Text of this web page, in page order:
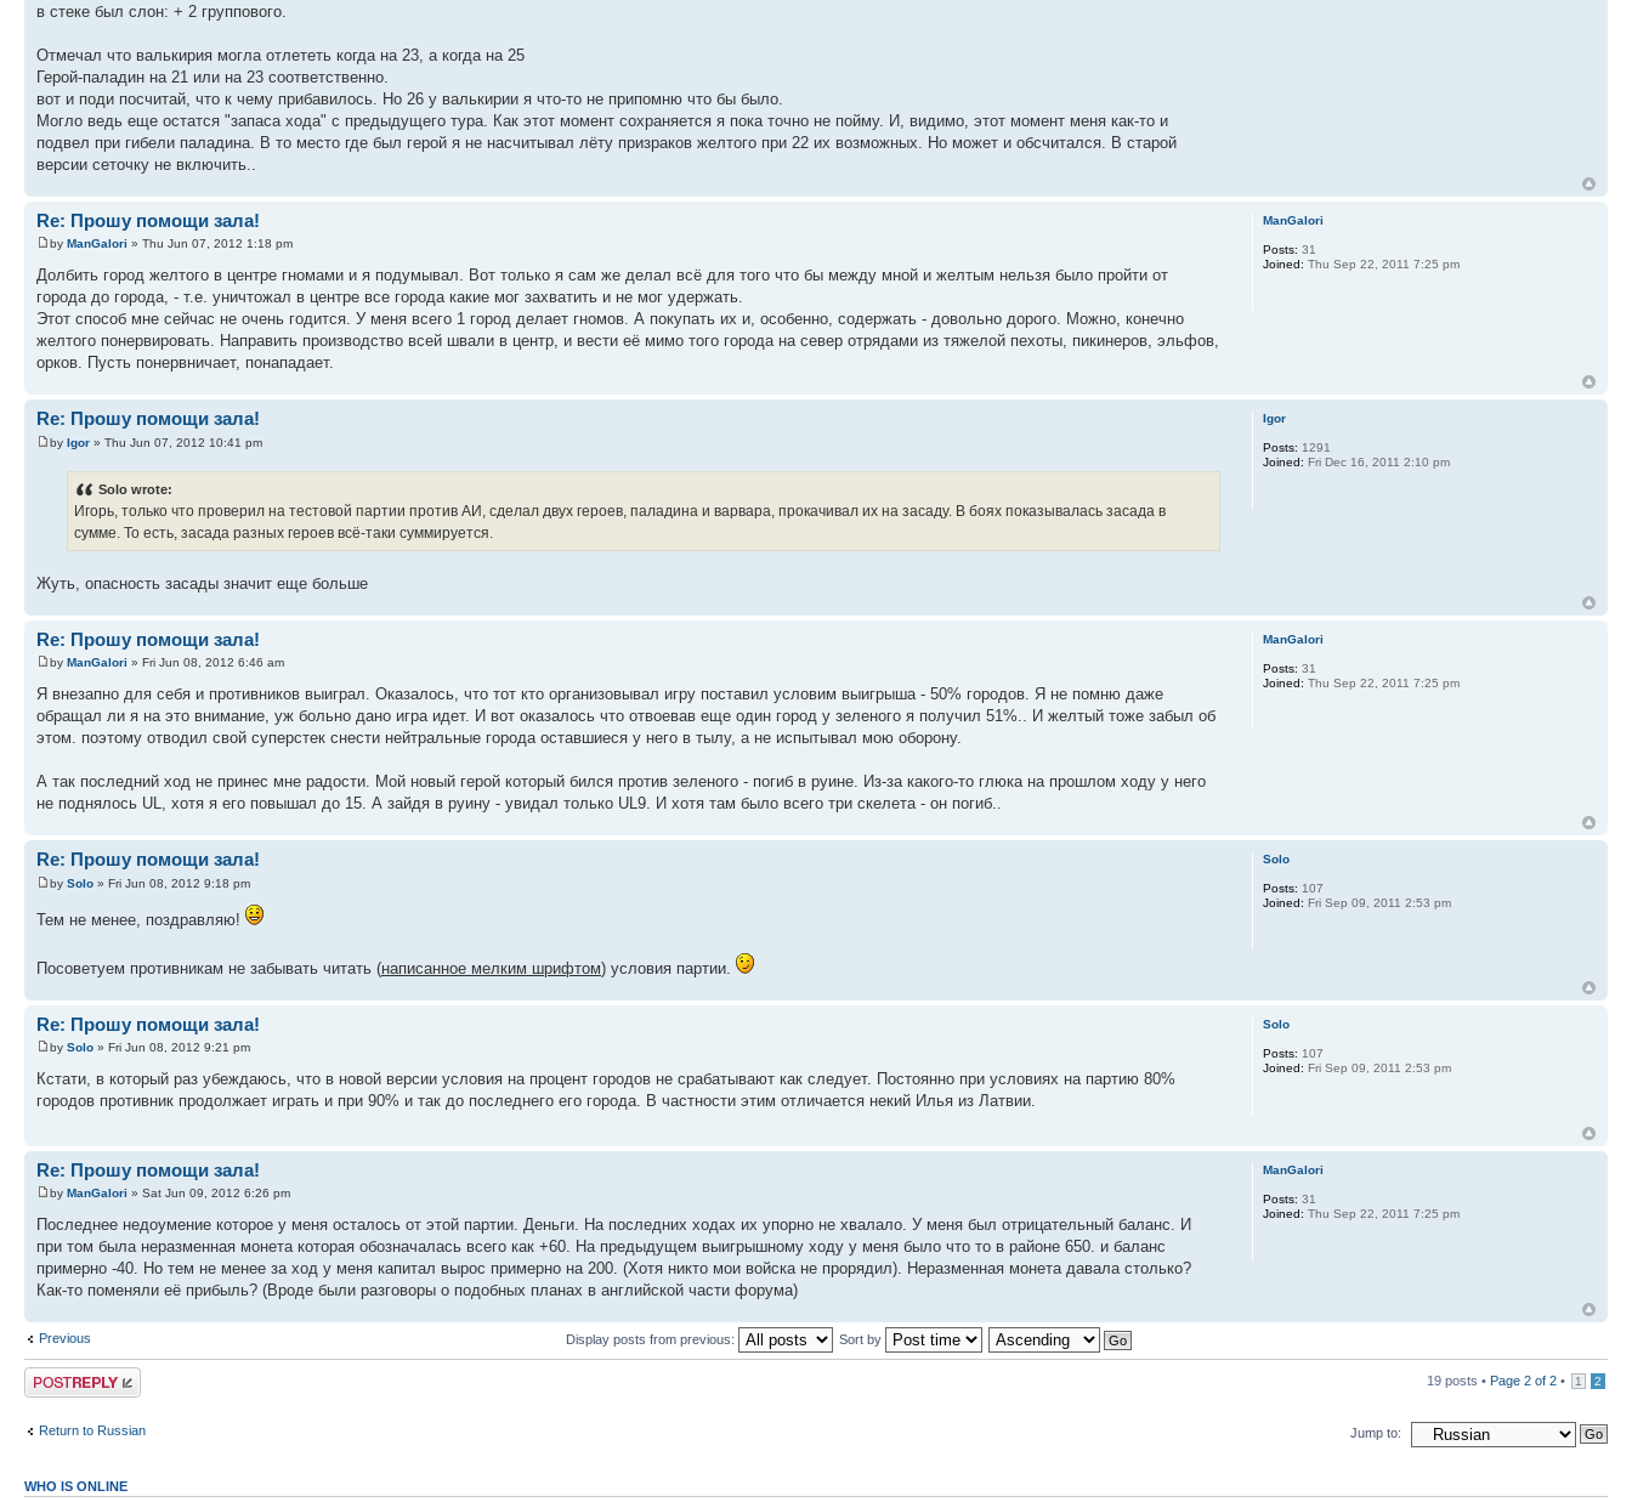
в стеке был слон: + 2 группового.
Отмечал что валькирия могла отлететь когда на 23, а когда на 25
Герой-паладин на 21 или на 23 соответственно.
вот и поди посчитай, что к чему прибавилось. Но 26 у валькирии я что-то не припомню что бы было.
Могло ведь еще остатся "запаса хода" с предыдущего тура. Как этот момент сохраняется я пока точно не пойму. И, видимо, этот момент меня как-то и
подвел при гибели паладина. В то место где был герой я не насчитывал лёту призраков желтого при 22 их возможных. Но может и обсчитался. В старой
версии сеточку не включить..
Re: Прошу помощи зала!
by ManGalori » Thu Jun 07, 2012 1:18 pm
Долбить город желтого в центре гномами и я подумывал. Вот только я сам же делал всё для того что бы между мной и желтым нельзя было пройти от
города до города, - т.е. уничтожал в центре все города какие мог захватить и не мог удержать.
Этот способ мне сейчас не очень годится. У меня всего 1 город делает гномов. А покупать их и, особенно, содержать - довольно дорого. Можно, конечно
желтого понервировать. Направить производство всей швали в центр, и вести её мимо того города на север отрядами из тяжелой пехоты, пикинеров, эльфов,
орков. Пусть понервничает, понападает.
ManGalori
Posts: 31
Joined: Thu Sep 22, 2011 7:25 pm
Re: Прошу помощи зала!
by Igor » Thu Jun 07, 2012 10:41 pm
Solo wrote:
Игорь, только что проверил на тестовой партии против АИ, сделал двух героев, паладина и варвара, прокачивал их на засаду. В боях показывалась засада в
сумме. То есть, засада разных героев всё-таки суммируется.
Жуть, опасность засады значит еще больше
Igor
Posts: 1291
Joined: Fri Dec 16, 2011 2:10 pm
Re: Прошу помощи зала!
by ManGalori » Fri Jun 08, 2012 6:46 am
Я внезапно для себя и противников выиграл. Оказалось, что тот кто организовывал игру поставил условим выигрыша - 50% городов. Я не помню даже
обращал ли я на это внимание, уж больно дано игра идет. И вот оказалось что отвоевав еще один город у зеленого я получил 51%.. И желтый тоже забыл об
этом. поэтому отводил свой суперстек снести нейтральные города оставшиеся у него в тылу, а не испытывал мою оборону.
А так последний ход не принес мне радости. Мой новый герой который бился против зеленого - погиб в руине. Из-за какого-то глюка на прошлом ходу у него
не поднялось UL, хотя я его повышал до 15. А зайдя в руину - увидал только UL9. И хотя там было всего три скелета - он погиб..
ManGalori
Posts: 31
Joined: Thu Sep 22, 2011 7:25 pm
Re: Прошу помощи зала!
by Solo » Fri Jun 08, 2012 9:18 pm
Тем не менее, поздравляю!
Посоветуем противникам не забывать читать (написанное мелким шрифтом) условия партии.
Solo
Posts: 107
Joined: Fri Sep 09, 2011 2:53 pm
Re: Прошу помощи зала!
by Solo » Fri Jun 08, 2012 9:21 pm
Кстати, в который раз убеждаюсь, что в новой версии условия на процент городов не срабатывают как следует. Постоянно при условиях на партию 80%
городов противник продолжает играть и при 90% и так до последнего его города. В частности этим отличается некий Илья из Латвии.
Solo
Posts: 107
Joined: Fri Sep 09, 2011 2:53 pm
Re: Прошу помощи зала!
by ManGalori » Sat Jun 09, 2012 6:26 pm
Последнее недоумение которое у меня осталось от этой партии. Деньги. На последних ходах их упорно не хвалало. У меня был отрицательный баланс. И
при том была неразменная монета которая обозначалась всего как +60. На предыдущем выигрышному ходу у меня было что то в районе 650. и баланс
примерно -40. Но тем не менее за ход у меня капитал вырос примерно на 200. (Хотя никто мои войска не прорядил). Неразменная монета давала столько?
Как-то поменяли её прибыль? (Вроде были разговоры о подобных планах в английской части форума)
ManGalori
Posts: 31
Joined: Thu Sep 22, 2011 7:25 pm
Previous Display posts from previous: Sort by
Post a reply 19 posts • Page 2 of 2 • 1 2
Return to Russian Jump to:
WHO IS ONLINE